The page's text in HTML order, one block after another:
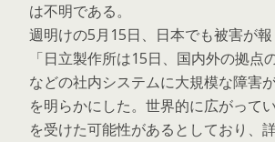
は不明である。
週明けの5月15日、日本でも被害が報
「日立製作所は15日、国内外の拠点
などの社内システムに大規模な障害
を明らかにした。世界的に広がって
を受けた可能性があるとしており、